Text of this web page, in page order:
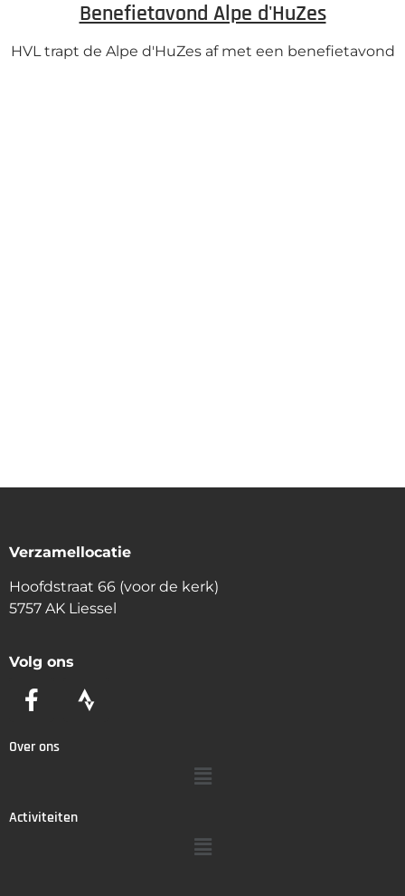
Benefietavond Alpe d'HuZes
HVL trapt de Alpe d'HuZes af met een benefietavond
Verzamellocatie
Hoofdstraat 66 (voor de kerk)
5757 AK Liessel
Volg ons
Over ons
Activiteiten